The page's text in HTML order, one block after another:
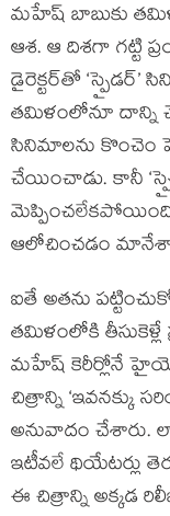
మహేష్ బాబుకు
ఆశ. ఆ దిశగా గట్టి
డైరెక్టర్‌తో ‘స్పైడర్’
తమిళంలోనూ దాన్ని
సినిమాలను కొంచెం
చేయించాడు. కానీ
ఆలోచించడం
ఐతే అతను
తమిళంలోకి తీసుకెళ్లే
మహేష్ కెరీర్లోనే
చిత్రాన్ని ‘ఇవనక్కు
అనువాదం
ఇటీవలే థియేటర్లు
ఈ చిత్రాన్ని అక్కడ